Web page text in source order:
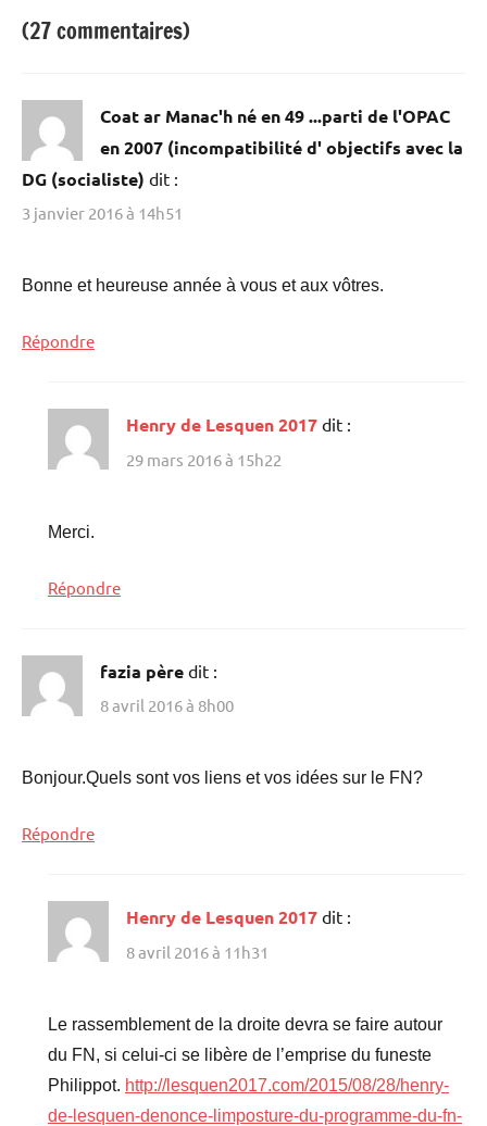
(27 commentaires)
Coat ar Manac'h né en 49 ...parti de l'OPAC
en 2007 (incompatibilité d' objectifs avec la
DG (socialiste) dit :
3 janvier 2016 à 14h51
Bonne et heureuse année à vous et aux vôtres.
Répondre
Henry de Lesquen 2017 dit :
29 mars 2016 à 15h22
Merci.
Répondre
fazia père dit :
8 avril 2016 à 8h00
Bonjour.Quels sont vos liens et vos idées sur le FN?
Répondre
Henry de Lesquen 2017 dit :
8 avril 2016 à 11h31
Le rassemblement de la droite devra se faire autour
du FN, si celui-ci se libère de l’emprise du funeste
Philippot. http://lesquen2017.com/2015/08/28/henry-
de-lesquen-denonce-limposture-du-programme-du-fn-